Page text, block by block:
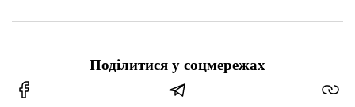
Поділитися у соцмережах